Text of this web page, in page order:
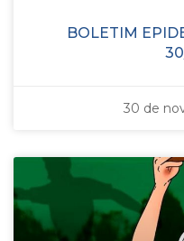
BOLETIM
30 de